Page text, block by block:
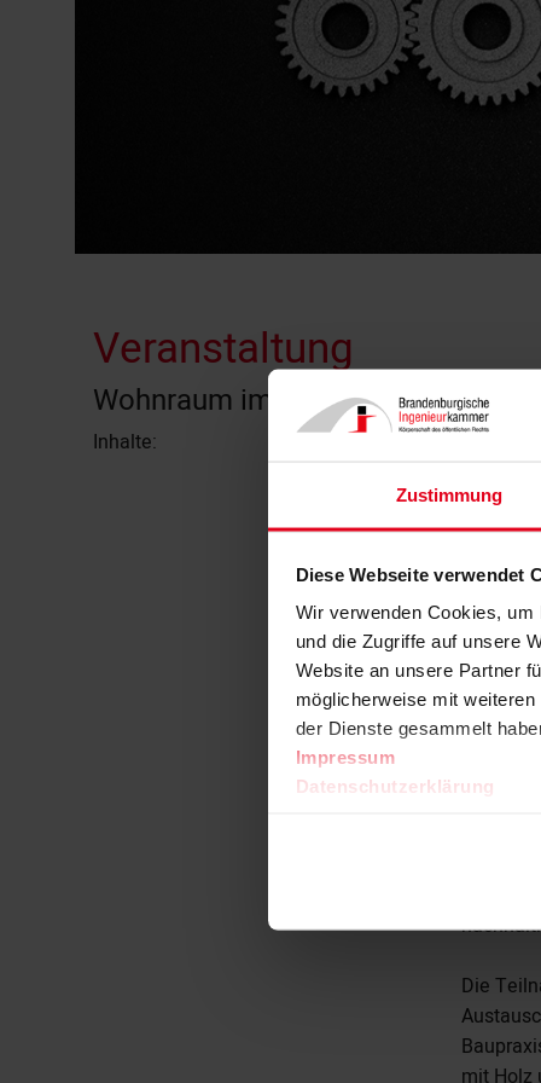
Zustimmung
Diese Webseite verwendet
Wir verwenden Cookies,
und die Zugriffe auf unsere
Website an unsere Partner
möglicherweise mit
der Dienste gesammelt
Impressum
Datenschutzerklärung
Veranstaltung
Wohnraum im Bestand schaffen
Inhalte:
Die
großes
Im
dem
für die
Auf
Die
mit Holz